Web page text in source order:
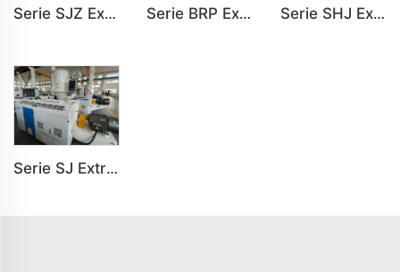
Serie SJZ Extrusora de Doble Tornillo Cónico para Máquina Extrusora de Plásticos PVC PE Serie BRP Extrusora de Doble Tornillo Paralelo para Máquina Extrusora de Plástico PVC Serie SHJ Extrusora de Doble Tornillo Paralelo para Máquina Extrusora de Plástico PVC
Serie SJ Extrusora de Tornillo Simple para Línea de Producción de Tubos PP PE PC